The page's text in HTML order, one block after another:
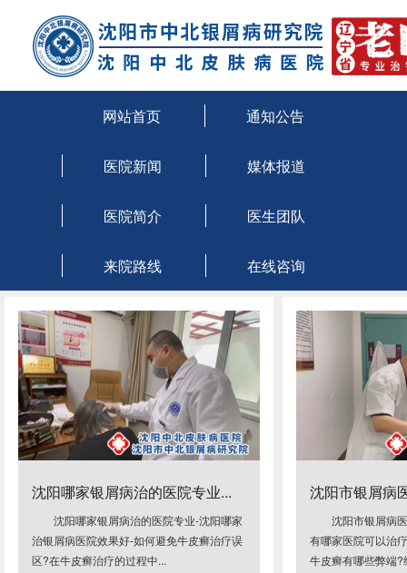
网站首页 通知公告
医院新闻 媒体报道
医院简介 医生团队
来院路线 在线咨询
沈阳治疗牛皮癣医院
沈阳市牛皮癣医院
当前位置： >如何治疗银屑病
沈阳哪家银屑病治的医院专业...
沈阳哪家银屑病治的医院专业-沈阳哪家
治银屑病医院效果好-如何避免牛皮癣治疗误
区?在牛皮癣治疗的过程中...
沈阳市银屑病
沈阳市银屑病
有哪家医院可以治
牛皮癣有哪些弊端?